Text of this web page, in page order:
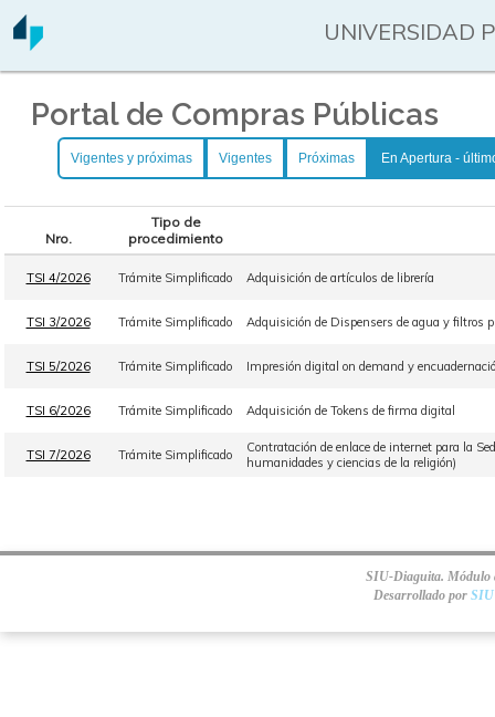
UNIVERSIDAD
Portal de Compras Públicas
Vigentes y próximas Vigentes Próximas En Apertura -
Nro.
Tipo de
procedimiento
TSI 4/2026 Trámite Simplificado Adquisición de artículos de librería
TSI 3/2026 Trámite Simplificado Adquisición de Dispensers de agua y filtros
TSI 5/2026 Trámite Simplificado Impresión digital on demand y
TSI 6/2026 Trámite Simplificado Adquisición de Tokens de firma digital
TSI 7/2026 Trámite Simplificado
Contratación de enlace de internet para la
humanidades y ciencias de la religión)
SIU-Diaguita. Módulo
Desarrollado por SIU